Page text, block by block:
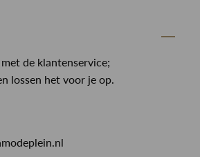
de klantenservice;
lossen het voor je op.